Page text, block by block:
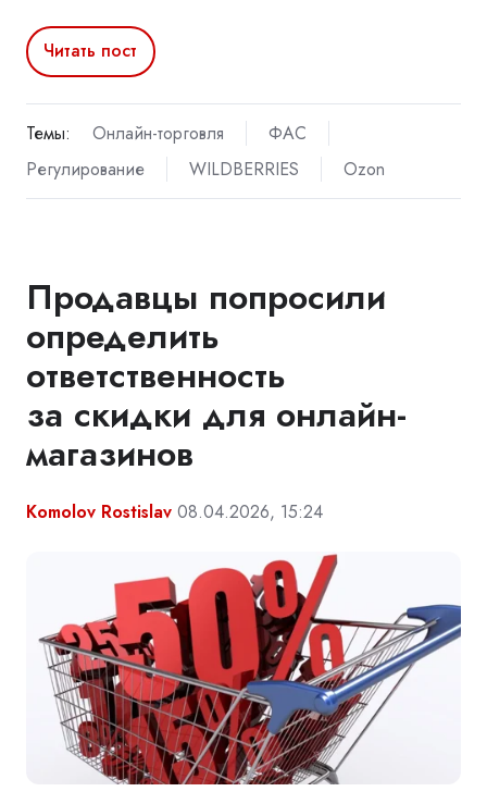
Читать пост
Темы: Онлайн-торговля
ФАС
Регулирование
WILDBERRIES Ozon
Продавцы попросили
определить
ответственность
за скидки для онлайн-
магазинов
Komolov Rostislav 08.04.2026, 15:24